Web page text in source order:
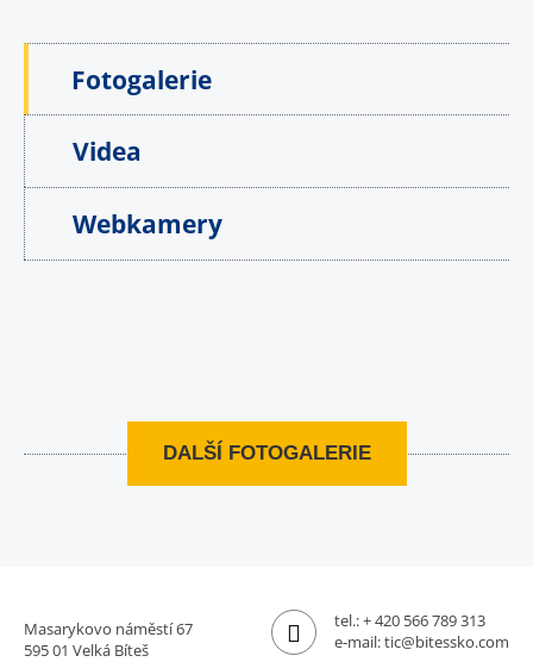
Fotogalerie
Videa
Webkamery
DALŠÍ FOTOGALERIE
Masarykovo náměstí 67
595 01 Velká Bíteš
tel.:+ 420 566 789 313
e-mail:tic@bitessko.com